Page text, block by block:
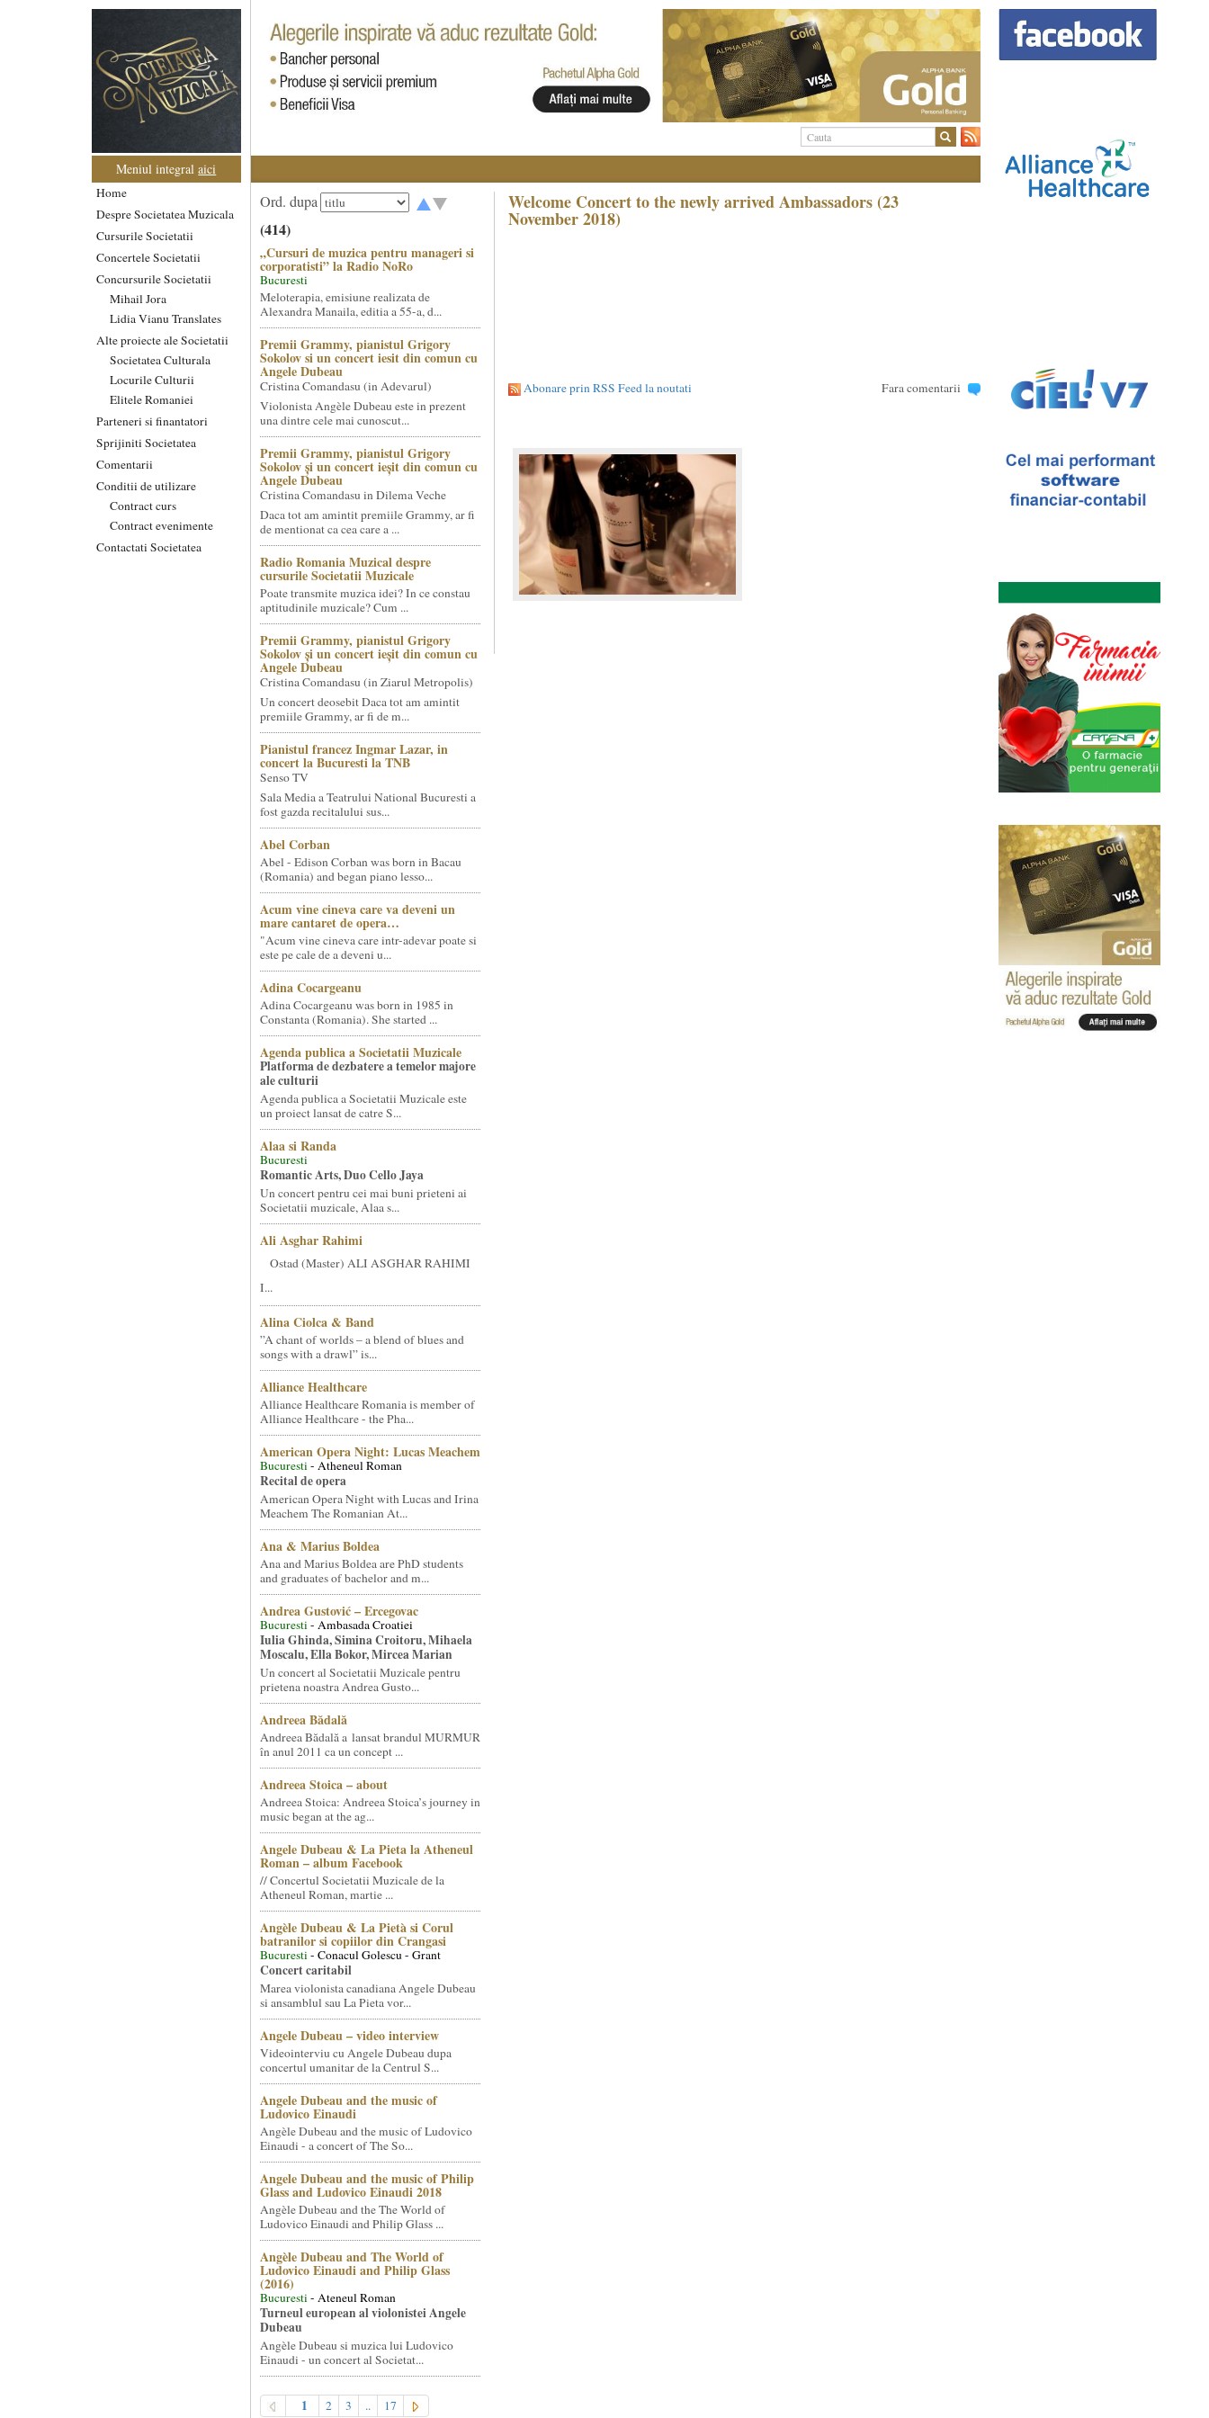
Meniul integralaici
Home
Despre Societatea Muzicala
Cursurile Societatii
Concertele Societatii
Concursurile Societatii
Mihail Jora
Lidia Vianu Translates
Alte proiecte ale Societatii
Societatea Culturala
Locurile Culturii
Elitele Romaniei
Parteneri si finantatori
Sprijiniti Societatea
Comentarii
Conditii de utilizare
Contract curs
Contract evenimente
Contactati Societatea
Ord. dupa
(414)
„Cursuri de muzica pentru manageri si
corporatisti” la Radio NoRo
Bucuresti
Meloterapia, emisiune realizata de
Alexandra Manaila, editia a 55-a, d...
Premii Grammy, pianistul Grigory
Sokolov si un concert iesit din comun cu
Angele Dubeau
Cristina Comandasu (in Adevarul)
Violonista Angèle Dubeau este in prezent
una dintre cele mai cunoscut...
Premii Grammy, pianistul Grigory
Sokolov și un concert ieșit din comun cu
Angele Dubeau
Cristina Comandasu in Dilema Veche
Daca tot am amintit premiile Grammy, ar fi
de mentionat ca cea care a ...
Radio Romania Muzical despre
cursurile Societatii Muzicale
Poate transmite muzica idei? In ce constau
aptitudinile muzicale? Cum ...
Premii Grammy, pianistul Grigory
Sokolov și un concert ieșit din comun cu
Angele Dubeau
Cristina Comandasu (in Ziarul Metropolis)
Un concert deosebit Daca tot am amintit
premiile Grammy, ar fi de m...
Pianistul francez Ingmar Lazar, in
concert la Bucuresti la TNB
Senso TV
Sala Media a Teatrului National Bucuresti a
fost gazda recitalului sus...
Abel Corban
Abel - Edison Corban was born in Bacau
(Romania) and began piano lesso...
Acum vine cineva care va deveni un
mare cantaret de opera…
"Acum vine cineva care intr-adevar poate si
este pe cale de a deveni u...
Adina Cocargeanu
Adina Cocargeanu was born in 1985 in
Constanta (Romania). She started ...
Agenda publica a Societatii Muzicale
Platforma de dezbatere a temelor majore
ale culturii
Agenda publica a Societatii Muzicale este
un proiect lansat de catre S...
Alaa si Randa
Bucuresti
Romantic Arts, Duo Cello Jaya
Un concert pentru cei mai buni prieteni ai
Societatii muzicale, Alaa s...
Ali Asghar Rahimi
Ostad (Master) ALI ASGHAR RAHIMI
I...
Alina Ciolca & Band
”A chant of worlds – a blend of blues and
songs with a drawl” is...
Alliance Healthcare
Alliance Healthcare Romania is member of
Alliance Healthcare - the Pha...
American Opera Night: Lucas Meachem
Bucuresti- Atheneul Roman
Recital de opera
American Opera Night with Lucas and Irina
Meachem The Romanian At...
Ana & Marius Boldea
Ana and Marius Boldea are PhD students
and graduates of bachelor and m...
Andrea Gustović – Ercegovac
Bucuresti- Ambasada Croatiei
Iulia Ghinda, Simina Croitoru, Mihaela
Moscalu, Ella Bokor, Mircea Marian
Un concert al Societatii Muzicale pentru
prietena noastra Andrea Gusto...
Andreea Bădală
Andreea Bădală a lansat brandul MURMUR
în anul 2011 ca un concept ...
Andreea Stoica – about
Andreea Stoica: Andreea Stoica’s journey in
music began at the ag...
Angele Dubeau & La Pieta la Atheneul
Roman – album Facebook
// Concertul Societatii Muzicale de la
Atheneul Roman, martie ...
Angèle Dubeau & La Pietà si Corul
batranilor si copiilor din Crangasi
Bucuresti- Conacul Golescu - Grant
Concert caritabil
Marea violonista canadiana Angele Dubeau
si ansamblul sau La Pieta vor...
Angele Dubeau – video interview
Videointerviu cu Angele Dubeau dupa
concertul umanitar de la Centrul S...
Angele Dubeau and the music of
Ludovico Einaudi
Angèle Dubeau and the music of Ludovico
Einaudi - a concert of The So...
Angele Dubeau and the music of Philip
Glass and Ludovico Einaudi 2018
Angèle Dubeau and the The World of
Ludovico Einaudi and Philip Glass ...
Angèle Dubeau and The World of
Ludovico Einaudi and Philip Glass
(2016)
Bucuresti- Ateneul Roman
Turneul european al violonistei Angele
Dubeau
Angèle Dubeau si muzica lui Ludovico
Einaudi - un concert al Societat...
1 2 3 .. 17
Welcome Concert to the newly arrived Ambassadors (23
November 2018)
Abonare prin RSS Feed la noutati Fara comentarii